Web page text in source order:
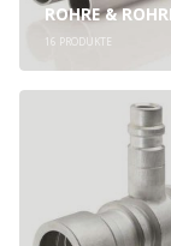
ROHRE &
16 PRODUKTE